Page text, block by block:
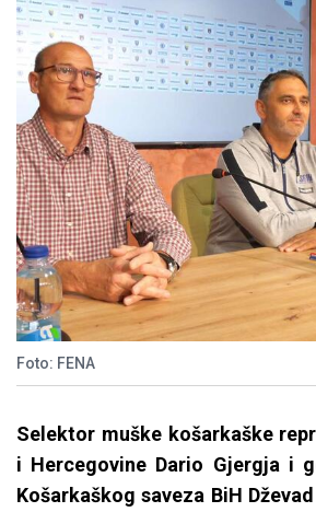
Foto: FENA
Selektor muške košarkaške
i Hercegovine Dario Gjergja i
Košarkaškog saveza BiH